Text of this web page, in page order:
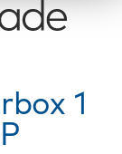
1